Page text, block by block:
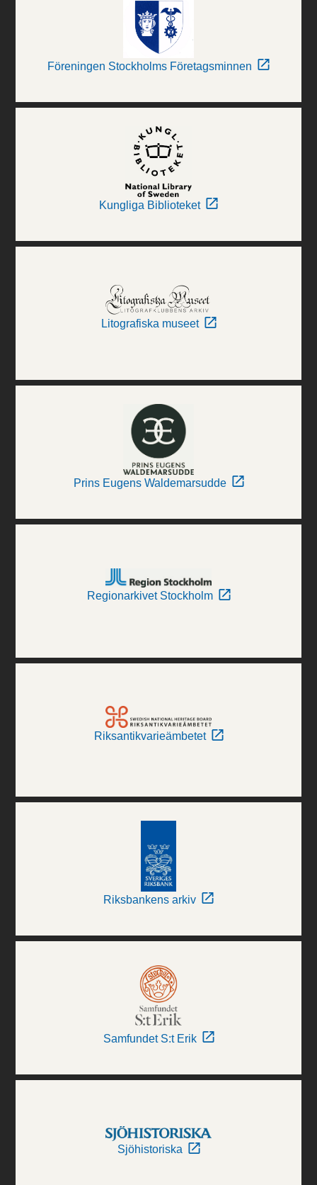
Föreningen Stockholms Företagsminnen
Kungliga Biblioteket
Litografiska museet
Prins Eugens Waldemarsudde
Regionarkivet Stockholm
Riksantikvarieämbetet
Riksbankens arkiv
Samfundet S:t Erik
Sjöhistoriska